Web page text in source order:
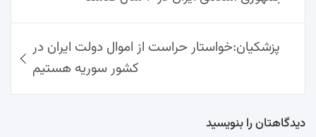
پزشکیان:خواستار حراست از اموال دولت ایران در
کشور سوریه هستیم
دیدگاهتان را بنویسید